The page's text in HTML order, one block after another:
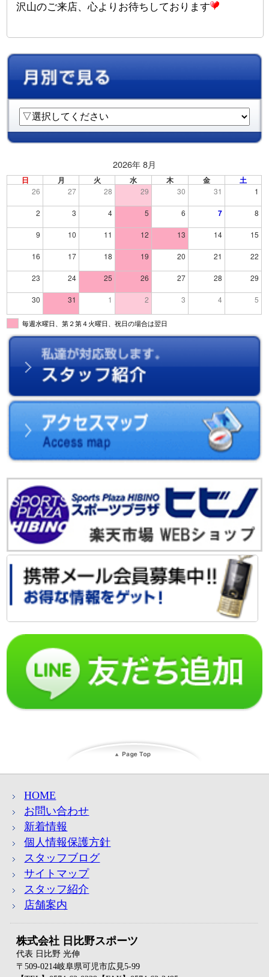
沢山のご来店、心よりお待ちしております
2026年 8月
日 月 火 水 木 金 土
26 27 28 29 30 31 1
2 3 4 5 6 7 8
9 10 11 12 13 14 15
16 17 18 19 20 21 22
23 24 25 26 27 28 29
30 31 1 2 3 4 5
毎週水曜日、第２第４火曜日、祝日の場合は翌日
HOME
お問い合わせ
新着情報
個人情報保護方針
スタッフブログ
サイトマップ
スタッフ紹介
店舗案内
株式会社 日比野スポーツ
代表 日比野 光伸
〒509-0214岐阜県可児市広見5-99